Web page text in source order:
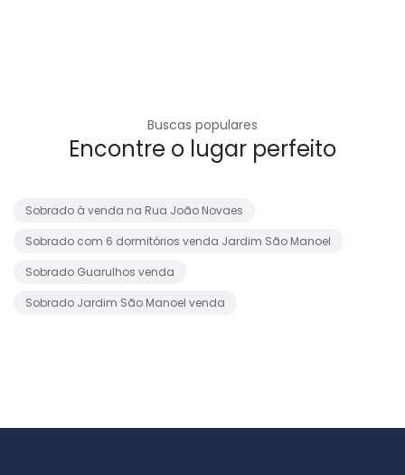
Buscas populares
Encontre o lugar perfeito
Sobrado à venda na Rua João Novaes
Sobrado com 6 dormitórios venda Jardim São Manoel
Sobrado Guarulhos venda
Sobrado Jardim São Manoel venda